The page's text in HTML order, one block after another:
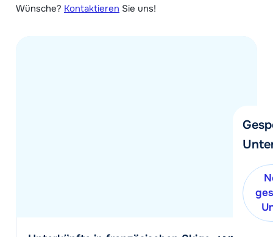
Wünsche? Kontaktieren Sie uns!